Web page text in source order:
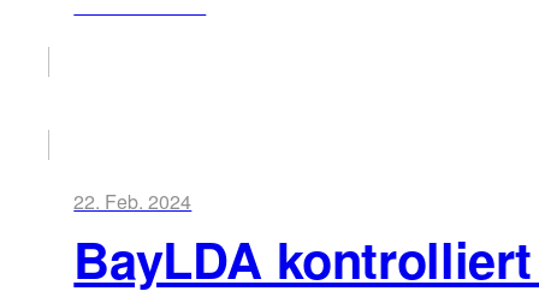
22. Feb. 2024
BayLDA